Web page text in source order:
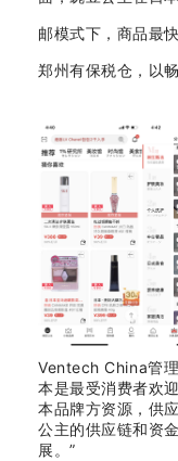
邮模式下，商品最
郑州有保税仓， 以
Ventech China管
本是最受消费者欢
本品牌方资源，供
公主的供应链和资
展。”